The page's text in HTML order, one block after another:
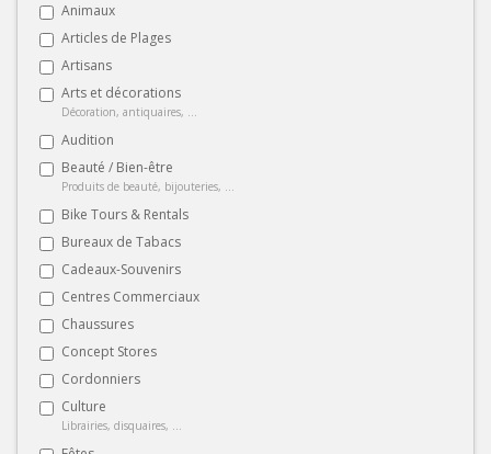
Animaux
Articles de Plages
Artisans
Arts et décorations
Décoration, antiquaires, ...
Audition
Beauté / Bien-être
Produits de beauté, bijouteries, ...
Bike Tours & Rentals
Bureaux de Tabacs
Cadeaux-Souvenirs
Centres Commerciaux
Chaussures
Concept Stores
Cordonniers
Culture
Librairies, disquaires, ...